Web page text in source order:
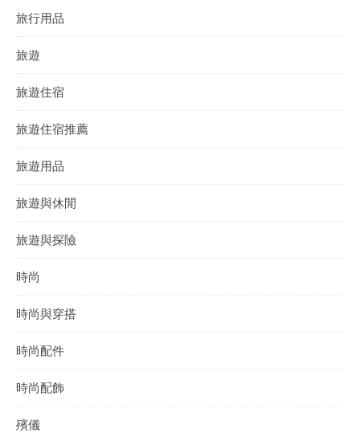
旅行用品
旅遊
旅遊住宿
旅遊住宿推薦
旅遊用品
旅遊與休閒
旅遊與探險
時尚
時尚與穿搭
時尚配件
時尚配飾
殯儀